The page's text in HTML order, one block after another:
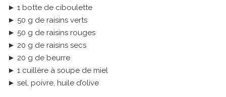
► 1 botte de ciboulette
► 50 g de raisins verts
► 50 g de raisins rouges
► 20 g de raisins secs
► 20 g de beurre
► 1 cuillère à soupe de miel
► sel, poivre, huile d’olive